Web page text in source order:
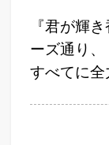
『君が輝
ーズ通り、
すべてに